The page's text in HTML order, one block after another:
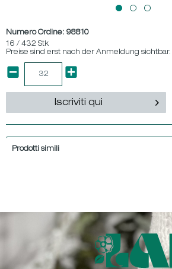
Numero Ordine: 98810
16 / 432 Stk
Preise sind erst nach der Anmeldung sichtbar.
Iscriviti qui
Prodotti simili